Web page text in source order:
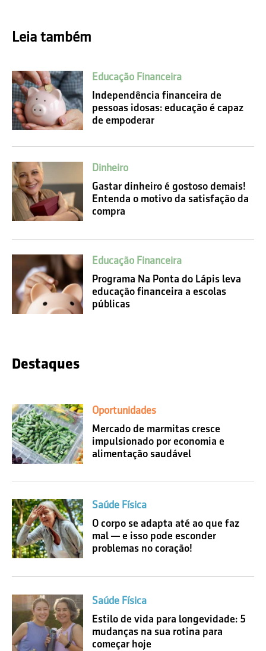
Leia também
Educação Financeira
Independência financeira de
pessoas idosas: educação é capaz
de empoderar
Dinheiro
Gastar dinheiro é gostoso demais!
Entenda o motivo da satisfação da
compra
Educação Financeira
Programa Na Ponta do Lápis leva
educação financeira a escolas
públicas
Destaques
Oportunidades
Mercado de marmitas cresce
impulsionado por economia e
alimentação saudável
Saúde Física
O corpo se adapta até ao que faz
mal — e isso pode esconder
problemas no coração!
Saúde Física
Estilo de vida para longevidade: 5
mudanças na sua rotina para
começar hoje